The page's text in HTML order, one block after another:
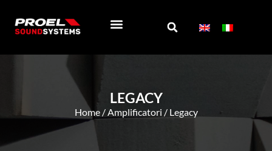
LEGACY
Home/Amplificatori / Legacy